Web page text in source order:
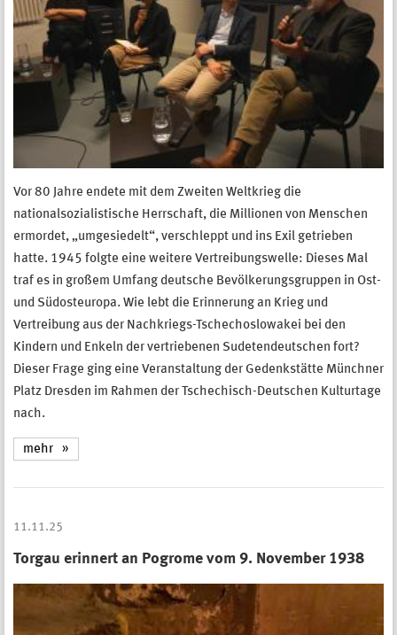
Vor 80 Jahre endete mit dem Zweiten Weltkrieg die
nationalsozialistische Herrschaft, die Millionen von Menschen
ermordet, „umgesiedelt“, verschleppt und ins Exil getrieben
hatte. 1945 folgte eine weitere Vertreibungswelle: Dieses Mal
traf es in großem Umfang deutsche Bevölkerungsgruppen in Ost-
und Südosteuropa. Wie lebt die Erinnerung an Krieg und
Vertreibung aus der Nachkriegs-Tschechoslowakei bei den
Kindern und Enkeln der vertriebenen Sudetendeutschen fort?
Dieser Frage ging eine Veranstaltung der Gedenkstätte Münchner
Platz Dresden im Rahmen der Tschechisch-Deutschen Kulturtage
nach.
mehr
11.11.25
Torgau erinnert an Pogrome vom 9. November 1938